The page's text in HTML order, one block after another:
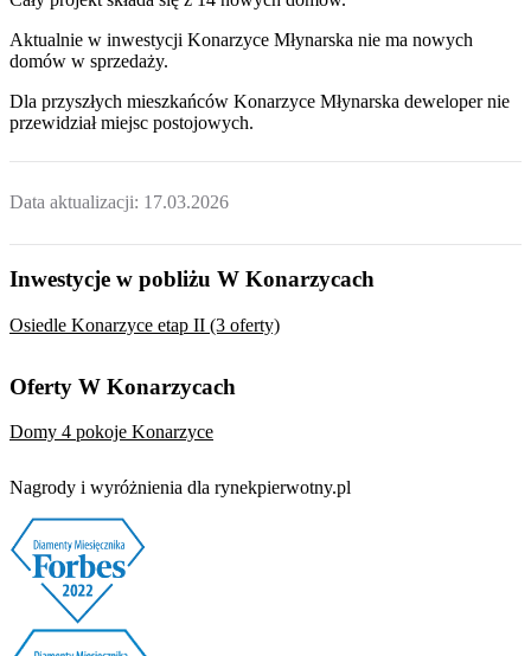
Aktualnie w inwestycji Konarzyce Młynarska nie ma nowych
domów w sprzedaży.
Dla przyszłych mieszkańców Konarzyce Młynarska deweloper nie
przewidział miejsc postojowych.
Data aktualizacji: 17.03.2026
Inwestycje w pobliżu W Konarzycach
Osiedle Konarzyce etap II (3 oferty)
Oferty W Konarzycach
Domy 4 pokoje Konarzyce
Nagrody i wyróżnienia dla rynekpierwotny.pl